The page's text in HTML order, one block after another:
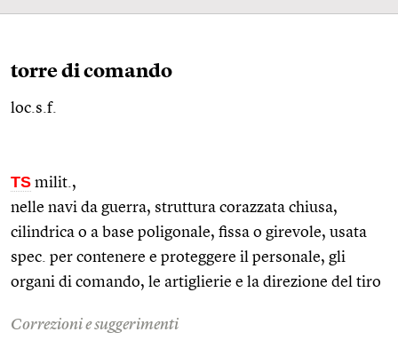
torre di comando
loc.s.f.
TS milit. ,
nelle navi da guerra, struttura corazzata chiusa,
cilindrica o a base poligonale, fissa o girevole, usata
spec. per contenere e proteggere il personale, gli
organi di comando, le artiglierie e la direzione del tiro
Correzioni e suggerimenti